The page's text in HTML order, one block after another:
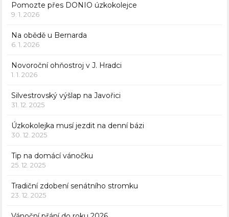
Pomozte přes DONIO úzkokolejce
9. 1. 2026
Na obědě u Bernarda
6. 1. 2026
Novoroční ohňostroj v J. Hradci
1. 1. 2026
Silvestrovský výšlap na Javořici
31. 12. 2025
Úzkokolejka musí jezdit na denní bázi
30. 12. 2025
Tip na domácí vánočku
25. 12. 2025
Tradiční zdobení senátního stromku
23. 12. 2025